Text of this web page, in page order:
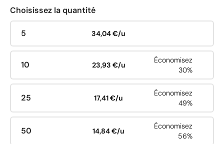
Choisissez la quantité
5 34,04 €/u
10 23,93 €/u
Économisez
30%
25 17,41 €/u
Économisez
49%
50 14,84 €/u
Économisez
56%